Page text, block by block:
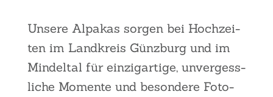
Unse­re Alpa­kas sor­gen bei Hoch­zei­
ten im Land­kreis Günz­burg und im
Min­del­tal für ein­zig­ar­ti­ge, unver­gess­
li­che Momen­te und beson­de­re Foto­